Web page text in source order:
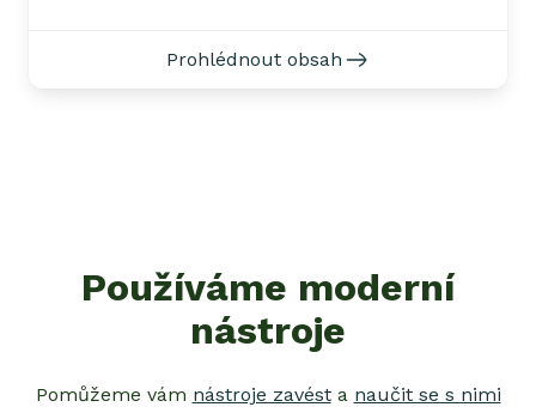
Prohlédnout obsah
Používáme moderní
nástroje
Pomůžeme vám nástroje zavést a naučit se s nimi